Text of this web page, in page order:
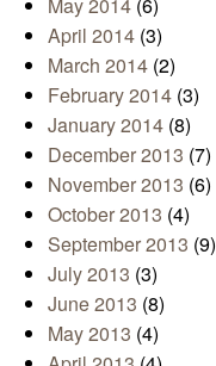
May 2014 (6)
April 2014 (3)
March 2014 (2)
February 2014 (3)
January 2014 (8)
December 2013 (7)
November 2013 (6)
October 2013 (4)
September 2013 (9)
July 2013 (3)
June 2013 (8)
May 2013 (4)